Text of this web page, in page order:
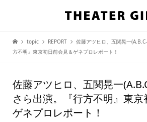
topic REPORT
佐藤アツヒロ、五関晃一
方不明』東京初日前会見＆ゲネプロレポート！
佐藤アツヒロ、五関晃一
さら出演。『行方不明』東京
ゲネプロレポート！